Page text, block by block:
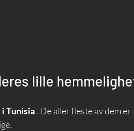
lille
Tunisia . De aller fleste av dem er